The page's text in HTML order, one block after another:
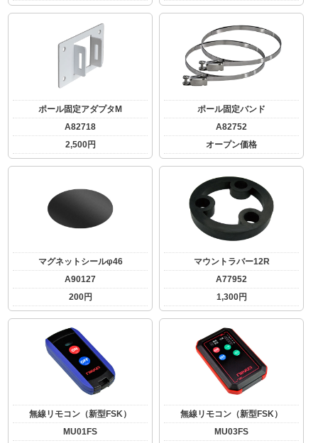
ポール固定アダプタM
A82718
2,500円
ポール固定バンド
A82752
オープン価格
マグネットシールφ46
A90127
200円
マウントラバー12R
A77952
1,300円
無線リモコン（新型FSK）
MU01FS
無線リモコン（新型FSK）
MU03FS